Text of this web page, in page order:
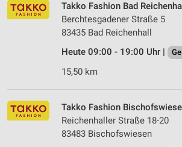
Takko Fashion Bad Reichenhall
Berchtesgadener Straße 5
83435 Bad Reichenhall
Heute 09:00 - 19:00 Uhr |
15,50 km
Takko Fashion
Reichenhaller Straße 18-20
83483 Bischofswiesen